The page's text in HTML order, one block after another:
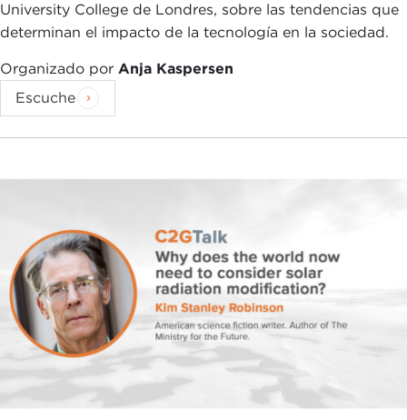
University College de Londres, sobre las tendencias que
determinan el impacto de la tecnología en la sociedad.
Organizado por Anja Kaspersen
Escuche